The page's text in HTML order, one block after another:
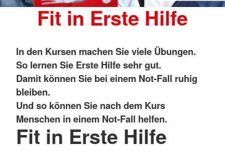
Fit in Erste Hilfe
In den Kursen machen Sie viele Übungen.
So lernen Sie Erste Hilfe sehr gut.
Damit können Sie bei einem Not-Fall ruhig
bleiben.
Und so können Sie nach dem Kurs
Menschen in einem Not-Fall helfen.
Fit in Erste Hilfe